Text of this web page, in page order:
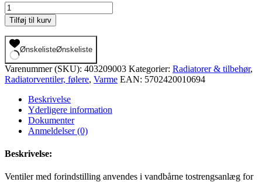
Danfoss
-
RA-
N
radiatorventil
10,
3/8"
venstremonteret
013G0232
antal
Tilføj til kurv
ØnskelisteØnskeliste
Varenummer (SKU): 403209003 Kategorier: Radiatorer & tilbehør,
Radiatorventiler, følere, Varme EAN: 5702420010694
Beskrivelse
Yderligere information
Dokumenter
Anmeldelser (0)
Beskrivelse:
Ventiler med forindstilling anvendes i vandbårne tostrengsanlæg for